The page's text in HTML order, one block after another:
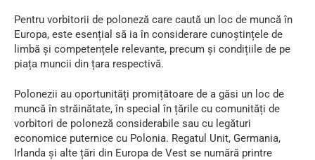
Pentru vorbitorii de poloneză care caută un loc de muncă în
Europa, este esențial să ia în considerare cunoștințele de
limbă și competențele relevante, precum și condițiile de pe
piața muncii din țara respectivă.
Polonezii au oportunități promițătoare de a găsi un loc de
muncă în străinătate, în special în țările cu comunități de
vorbitori de poloneză considerabile sau cu legături
economice puternice cu Polonia. Regatul Unit, Germania,
Irlanda și alte țări din Europa de Vest se numără printre